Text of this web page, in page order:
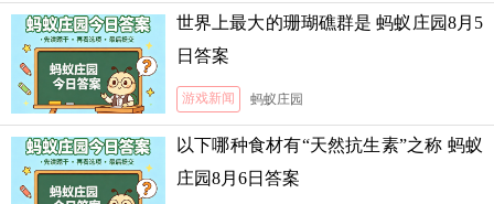
世界上最大的珊瑚礁群是 蚂蚁庄园8月5
日答案
游戏新闻 蚂蚁庄园
以下哪种食材有“天然抗生素”之称 蚂蚁
庄园8月6日答案